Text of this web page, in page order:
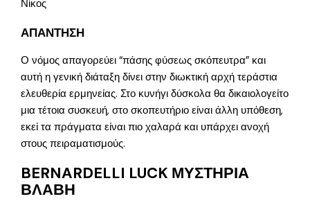
Νίκος
ΑΠΑΝΤΗΣΗ
Ο νόμος απαγορεύει “πάσης φύσεως σκόπευτρα” και
αυτή η γενική διάταξη δίνει στην διωκτική αρχή τεράστια
ελευθερία ερμηνείας. Στο κυνήγι δύσκολα θα δικαιολογείτο
μια τέτοια συσκευή, στο σκοπευτήριο είναι άλλη υπόθεση,
εκεί τα πράγματα είναι πιο χαλαρά και υπάρχει ανοχή
στους πειραματισμούς.
BERNARDELLI LUCK ΜΥΣΤΗΡΙΑ
ΒΛΑΒΗ